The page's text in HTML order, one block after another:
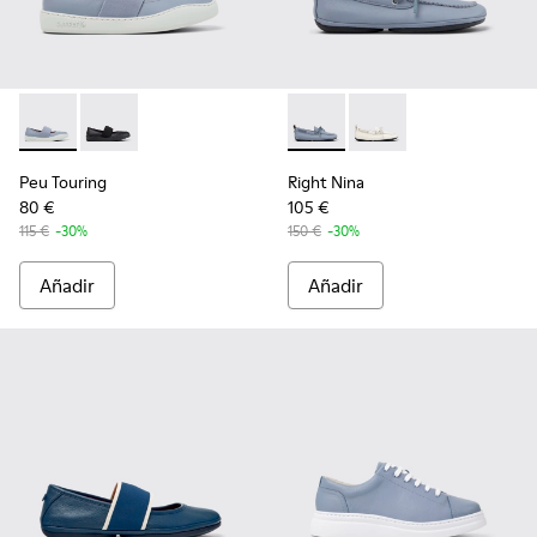
Peu Touring - K201838-004 - Bailarinas de piel azules para
Peu Touring - K201838-001
Peu Touring
80 €
115 € -30%
Añadir
Right Nina - K201848-005 -
Right Nina -
Right Nina
105 €
150 € -30%
Añadir